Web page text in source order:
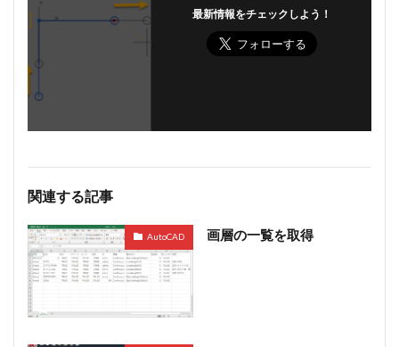
最新情報をチェックしよう！
関連する記事
AutoCAD 画層の一覧を取得